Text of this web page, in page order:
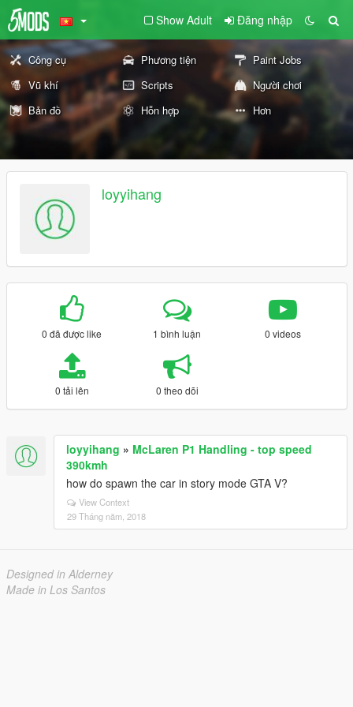
Show Adult Đăng nhập
Công cụ Phương tiện
Paint Jobs
Vũ khí
Scripts
Người chơi
Bản đồ
Hỗn hợp Hơn
loyyihang
0 đã được like 1 bình luận 0 videos
0 tải lên 0 theo dõi
loyyihang » McLaren P1 Handling - top speed
390kmh
how do spawn the car in story mode GTA V?
View Context
29 Tháng năm, 2018
Designed in Alderney
Made in Los Santos